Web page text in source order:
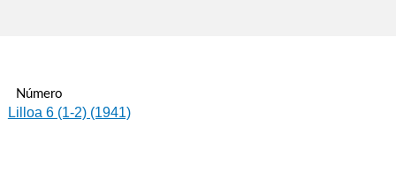
Número
Lilloa 6 (1-2) (1941)